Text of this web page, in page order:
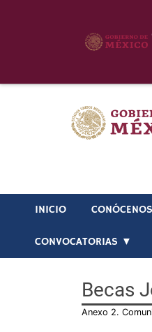
INICIO
CONVOCATORIAS ▼
Becas
Anexo 2.